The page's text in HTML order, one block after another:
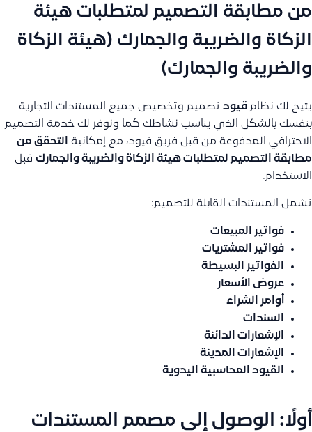
من مطابقة التصميم لمتطلبات هيئة
الزكاة والضريبة والجمارك (هيئة الزكاة
والضريبة والجمارك)
يتيح لك نظام قيود تصميم وتخصيص جميع المستندات التجارية
بنفسك بالشكل الذي يناسب نشاطك كما ونوفر لك خدمة التصميم
الاحترافي المدفوعة من قبل فريق قيود، مع إمكانية التحقق من
مطابقة التصميم لمتطلبات هيئة الزكاة والضريبة والجمارك قبل
الاستخدام.
تشمل المستندات القابلة للتصميم:
فواتير المبيعات
فواتير المشتريات
الفواتير البسيطة
عروض الأسعار
أوامر الشراء
السندات
الإشعارات الدائنة
الإشعارات المدينة
القيود المحاسبية اليدوية
أولًا: الوصول إلى مصمم المستندات